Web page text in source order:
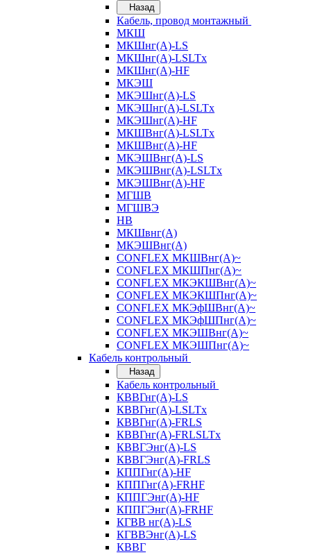
Назад
Кабель, провод монтажный
МКШ
МКШнг(А)-LS
МКШнг(А)-LSLTx
МКШнг(А)-HF
МКЭШ
МКЭШнг(А)-LS
МКЭШнг(А)-LSLTx
МКЭШнг(А)-HF
МКШВнг(A)-LSLTx
МКШВнг(А)-HF
МКЭШВнг(А)-LS
МКЭШВнг(A)-LSLTx
МКЭШВнг(А)-HF
МГШВ
МГШВЭ
НВ
МКШвнг(А)
МКЭШВнг(А)
CONFLEX МКШВнг(А)~
CONFLEX МКШПнг(А)~
CONFLEX МКЭКШВнг(А)~
CONFLEX МКЭКШПнг(А)~
CONFLEX МКЭфШВнг(А)~
CONFLEX МКЭфШПнг(А)~
CONFLEX МКЭШВнг(А)~
CONFLEX МКЭШПнг(А)~
Кабель контрольный
Назад
Кабель контрольный
КВВГнг(А)-LS
КВВГнг(А)-LSLTx
КВВГнг(А)-FRLS
КВВГнг(А)-FRLSLTx
КВВГЭнг(А)-LS
КВВГЭнг(А)-FRLS
КППГнг(А)-HF
КППГнг(А)-FRHF
КППГЭнг(А)-HF
КППГЭнг(А)-FRHF
КГВВ нг(А)-LS
КГВВЭнг(А)-LS
КВВГ